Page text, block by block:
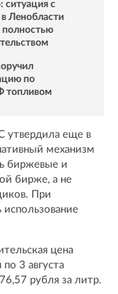
ситуация с
Ленобласти
полностью
по
топливом
утвердила еще в
механизм
биржевые и
бирже, а не
При
использование
цена
3 августа
рубля за литр.